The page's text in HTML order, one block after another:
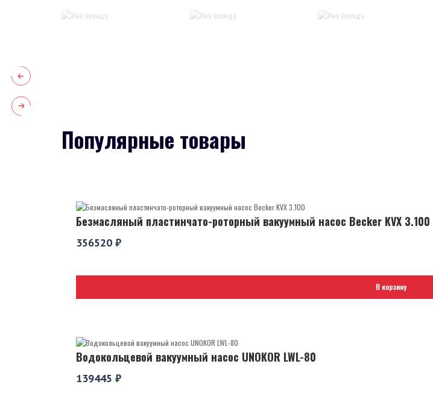
Популярные товары
Безмасляный пластинчато-роторный вакуумный насос Becker KVX 3.100
356520 ₽
В корзину
Водокольцевой вакуумный насос UNOKOR LWL-80
139445 ₽